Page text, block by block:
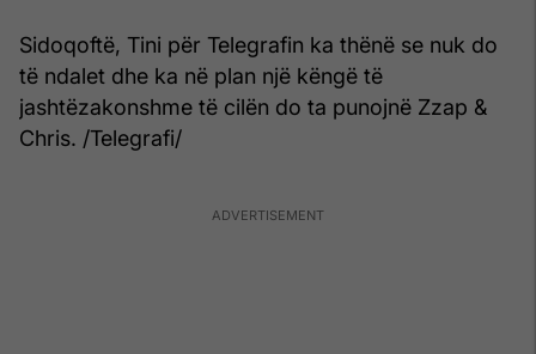
Sidoqoftë, Tini për Telegrafin ka thënë se nuk do
të ndalet dhe ka në plan një këngë të
jashtëzakonshme të cilën do ta punojnë Zzap &
Chris. /Telegrafi/